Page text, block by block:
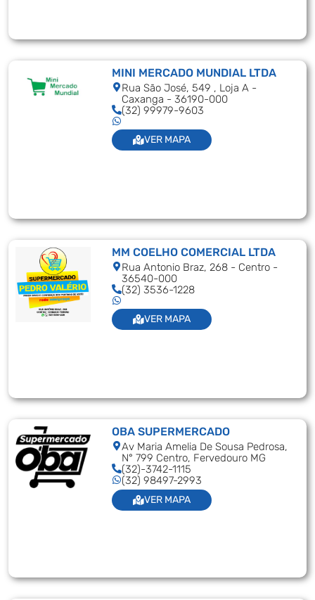
MINI MERCADO MUNDIAL LTDA
Rua São José, 549 , Loja A -
Caxanga - 36190-000
(32) 99979-9603
VER MAPA
MM COELHO COMERCIAL LTDA
Rua Antonio Braz, 268 - Centro -
36540-000
(32) 3536-1228
VER MAPA
OBA SUPERMERCADO
Av Maria Amelia De Sousa Pedrosa,
N° 799 Centro, Fervedouro MG
(32)-3742-1115
(32) 98497-2993
VER MAPA